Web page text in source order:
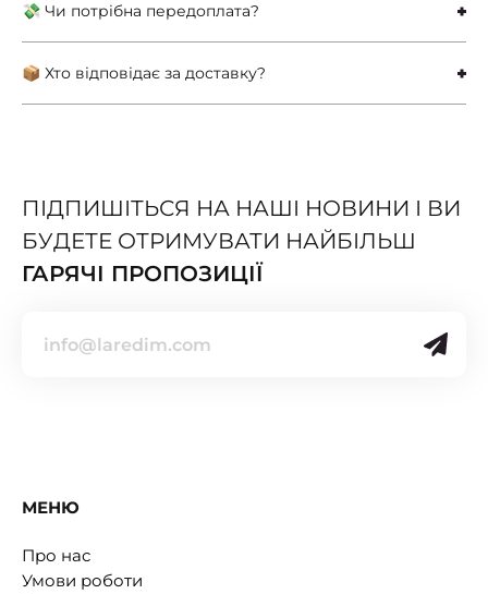
💸 Чи потрібна передоплата?
📦 Хто відповідає за доставку?
ПІДПИШІТЬСЯ НА НАШІ НОВИНИ І ВИ
БУДЕТЕ ОТРИМУВАТИ НАЙБІЛЬШ
ГАРЯЧІ ПРОПОЗИЦІЇ
МЕНЮ
Про нас
Умови роботи